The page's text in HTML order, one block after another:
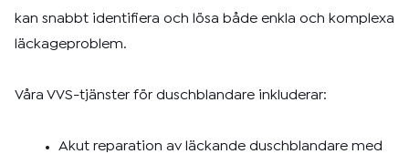
kan snabbt identifiera och lösa både enkla och komplexa
läckageproblem.
Våra VVS-tjänster för duschblandare inkluderar:
Akut reparation av läckande duschblandare med